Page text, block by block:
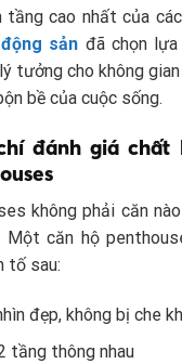
tầng cao nhất của
sản đã chọn
tưởng cho không
bề của cuộc sống.
đánh giá chất
không phải căn
Một căn hộ
tố sau:
đẹp, không bị che
tầng thông nhau